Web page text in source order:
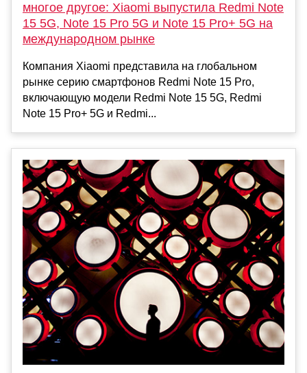
многое другое: Xiaomi выпустила Redmi Note
15 5G, Note 15 Pro 5G и Note 15 Pro+ 5G на
международном рынке
Компания Xiaomi представила на глобальном
рынке серию смартфонов Redmi Note 15 Pro,
включающую модели Redmi Note 15 5G, Redmi
Note 15 Pro+ 5G и Redmi...